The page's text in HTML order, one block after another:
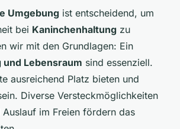
Umgebung ist entscheidend, um
bei Kaninchenhaltung zu
wir mit den Grundlagen: Ein
und Lebensraum sind essenziell.
ausreichend Platz bieten und
Diverse Versteckmöglichkeiten
Auslauf im Freien fördern das